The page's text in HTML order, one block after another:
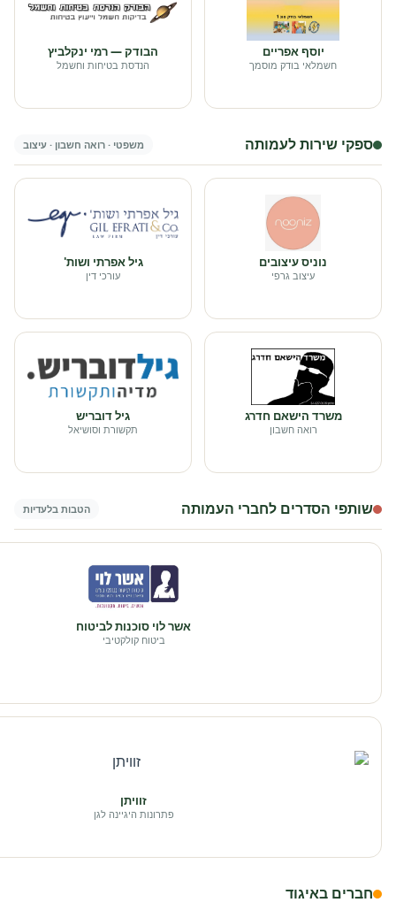
יוסף אפריים
חשמלאי בודק מוסמך
הבודק — רמי ינקלביץ
הנדסת בטיחות וחשמל
ספקי שירות לעמותה משפטי · רואה חשבון · עיצוב
נוניס עיצובים
עיצוב גרפי
גיל אפרתי ושות'
עורכי דין
משרד הישאם חדרג
רואה חשבון
גיל דובריש
תקשורת וסושיאל
שותפי הסדרים לחברי העמותה הטבות בלעדיות
אשר לוי סוכנות לביטוח
ביטוח קולקטיבי
זוויתן
פתרונות היגיינה לגן
חברים באיגוד